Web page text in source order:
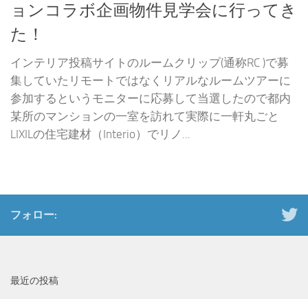
ョンコラボ企画物件見学会に行ってき
た！
インテリア投稿サイトのルームクリップ(通称RC )で募
集していたリモートではなくリアルなルームツアーに
参加するというモニターに応募して当選したので都内
某所のマンションの一室を訪れて実際に一軒丸ごと
LIXILの住宅建材（Interio）でリノ...
フォロー:
最近の投稿